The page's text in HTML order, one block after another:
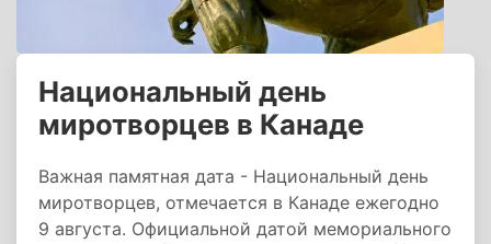
Национальный день
миротворцев в Канаде
Важная памятная дата - Национальный день
миротворцев, отмечается в Канаде ежегодно
9 августа. Официальной датой мемориального